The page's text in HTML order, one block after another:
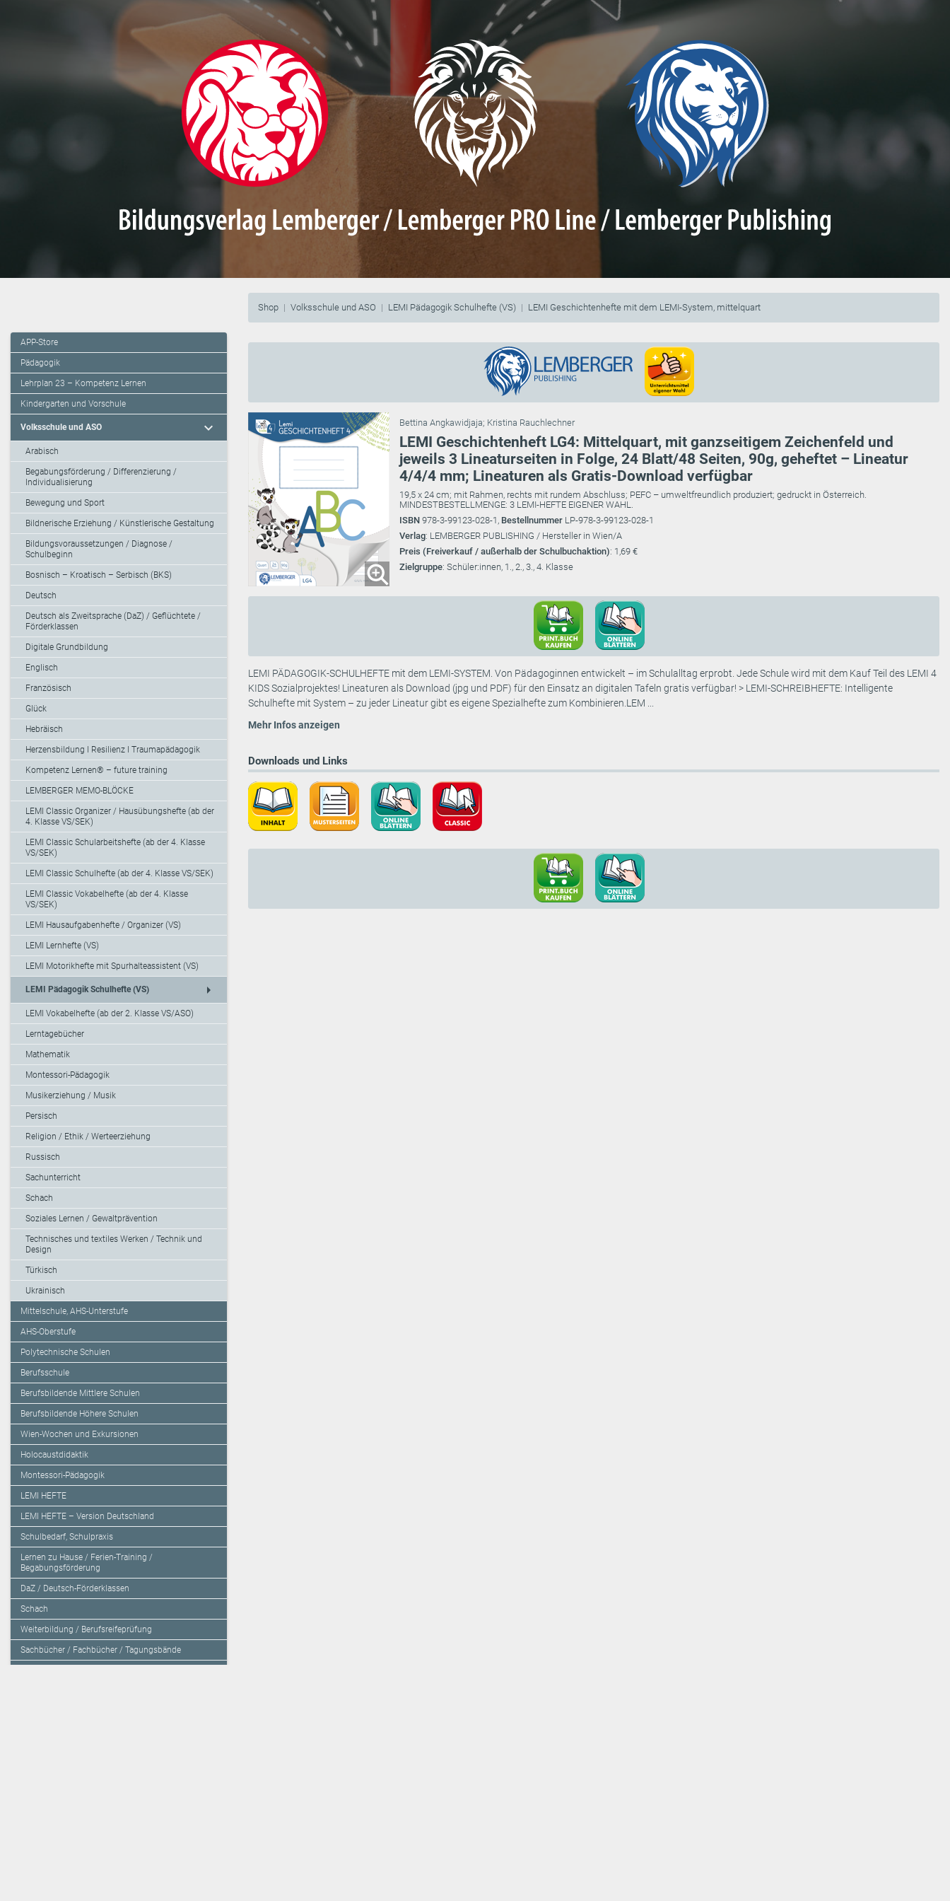
Shop Volksschule und ASO LEMI Pädagogik Schulhefte (VS) LEMI Geschichtenhefte mit dem LEMI-System, mittelquart
APP-Store
Pädagogik
Lehrplan 23 – Kompetenz Lernen
Kindergarten und Vorschule
Volksschule und ASO expand_more
Arabisch
Begabungsförderung / Differenzierung /
Individualisierung
Bewegung und Sport
Bildnerische Erziehung / Künstlerische Gestaltung
Bildungsvoraussetzungen / Diagnose /
Schulbeginn
Bosnisch – Kroatisch – Serbisch (BKS)
Deutsch
Deutsch als Zweitsprache (DaZ) / Geflüchtete /
Förderklassen
Digitale Grundbildung
Englisch
Französisch
Glück
Hebräisch
Herzensbildung I Resilienz I Traumapädagogik
Kompetenz Lernen® – future training
LEMBERGER MEMO-BLÖCKE
LEMI Classic Organizer / Hausübungshefte (ab der
4. Klasse VS/SEK)
LEMI Classic Schularbeitshefte (ab der 4. Klasse
VS/SEK)
LEMI Classic Schulhefte (ab der 4. Klasse VS/SEK)
LEMI Classic Vokabelhefte (ab der 4. Klasse
VS/SEK)
LEMI Hausaufgabenhefte / Organizer (VS)
LEMI Lernhefte (VS)
LEMI Motorikhefte mit Spurhalteassistent (VS)
LEMI Pädagogik Schulhefte (VS) arrow_right
LEMI Vokabelhefte (ab der 2. Klasse VS/ASO)
Lerntagebücher
Mathematik
Montessori-Pädagogik
Musikerziehung / Musik
Persisch
Religion / Ethik / Werteerziehung
Russisch
Sachunterricht
Schach
Soziales Lernen / Gewaltprävention
Technisches und textiles Werken / Technik und
Design
Türkisch
Ukrainisch
Mittelschule, AHS-Unterstufe
AHS-Oberstufe
Polytechnische Schulen
Berufsschule
Berufsbildende Mittlere Schulen
Berufsbildende Höhere Schulen
Wien-Wochen und Exkursionen
Holocaustdidaktik
Montessori-Pädagogik
LEMI HEFTE
LEMI HEFTE – Version Deutschland
Schulbedarf, Schulpraxis
Lernen zu Hause / Ferien-Training /
Begabungsförderung
DaZ / Deutsch-Förderklassen
Schach
Weiterbildung / Berufsreifeprüfung
Sachbücher / Fachbücher / Tagungsbände
Bettina Angkawidjaja; Kristina Rauchlechner
LEMI Geschichtenheft LG4: Mittelquart, mit ganzseitigem Zeichenfeld und
jeweils 3 Lineaturseiten in Folge, 24 Blatt/48 Seiten, 90g, geheftet – Lineatur
4/4/4 mm; Lineaturen als Gratis-Download verfügbar
19,5 x 24 cm; mit Rahmen, rechts mit rundem Abschluss; PEFC – umweltfreundlich produziert; gedruckt in Österreich.
MINDESTBESTELLMENGE: 3 LEMI-HEFTE EIGENER WAHL.
ISBN 978-3-99123-028-1, Bestellnummer LP-978-3-99123-028-1
Verlag: LEMBERGER PUBLISHING / Hersteller in Wien/A
Preis (Freiverkauf / außerhalb der Schulbuchaktion): 1,69 €
Zielgruppe: Schüler:innen, 1., 2., 3., 4. Klasse
LEMI PÄDAGOGIK-SCHULHEFTE mit dem LEMI-SYSTEM. Von Pädagoginnen entwickelt – im Schulalltag erprobt. Jede Schule wird mit dem Kauf Teil des LEMI 4
KIDS Sozialprojektes! Lineaturen als Download (jpg und PDF) für den Einsatz an digitalen Tafeln gratis verfügbar! > LEMI-SCHREIBHEFTE: Intelligente
Schulhefte mit System – zu jeder Lineatur gibt es eigene Spezialhefte zum Kombinieren.LEM ...
Mehr Infos anzeigen
Downloads und Links